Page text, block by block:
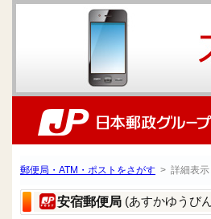
郵便局・ATM・ポストをさがす > 詳細表示
安宿郵便局 (あすかゆうび